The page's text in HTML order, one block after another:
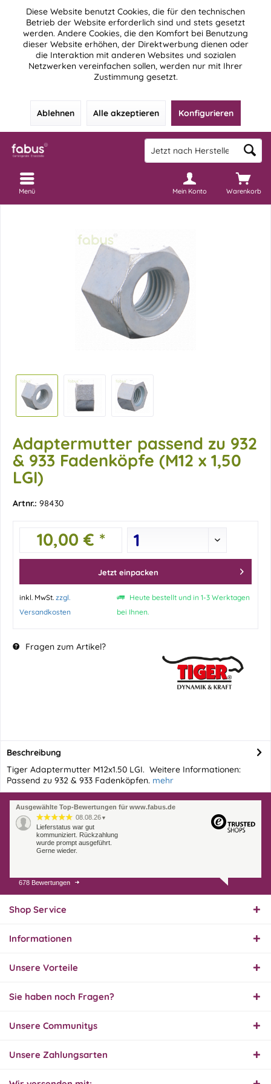
Diese Website benutzt Cookies, die für den technischen
Betrieb der Website erforderlich sind und stets gesetzt
werden. Andere Cookies, die den Komfort bei Benutzung
dieser Website erhöhen, der Direktwerbung dienen oder
die Interaktion mit anderen Websites und sozialen
Netzwerken vereinfachen sollen, werden nur mit Ihrer
Zustimmung gesetzt.
Ablehnen Alle akzeptieren Konfigurieren
Warenkorb
Mein Konto
Menü
Adaptermutter passend zu 932
& 933 Fadenköpfe (M12 x 1,50
LGI)
Artnr.: 98430
10,00 € *
Jetzt einpacken
inkl. MwSt. zzgl.
Versandkosten
Heute bestellt und in 1-3 Werktagen
bei Ihnen.
Fragen zum Artikel?
Beschreibung
Tiger Adaptermutter M12x1.50 LGI. Weitere Informationen:
Passend zu 932 & 933 Fadenköpfen. mehr
Ausgewählte Top-Bewertungen für www.fabus.de
08.08.26 ▼
Lieferstatus war gut
kommuniziert. Rückzahlung
wurde prompt ausgeführt.
Gerne wieder.
07.08.26
Endlich das richtige
Innerhalb 2 Tagen Ware
geliefert. Sehr gut!
31.07.26
Super schnelle Lieferung,
wieder, vielen Dank.
678 Bewertungen
Shop Service
Informationen
Unsere Vorteile
Sie haben noch Fragen?
Unsere Communitys
Unsere Zahlungsarten